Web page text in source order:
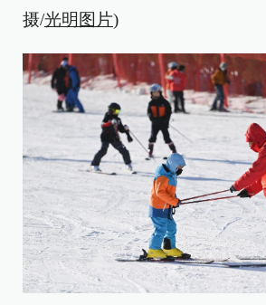
摄/光明图片)